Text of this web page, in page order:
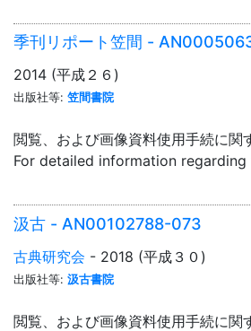
季刊リポート笠間 -
2014 (平成２６)
出版社等: 笠間書院
閲覧、および画像資料使用手続に関
For detailed information
汲古 - AN00102788-073
古典研究会 - 2018 (平成３０)
出版社等: 汲古書院
閲覧、および画像資料使用手続に関